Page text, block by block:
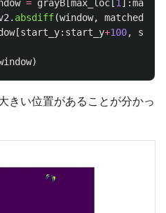
= grayB [max_loc [1 ]:
. absdiff(window,
[start_y: start_y+100,
)
きい位置があることが分かっ